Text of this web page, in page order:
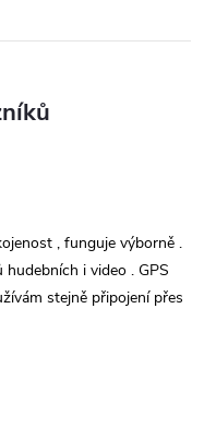
, funguje výborně .
i video . GPS
stejně připojení přes